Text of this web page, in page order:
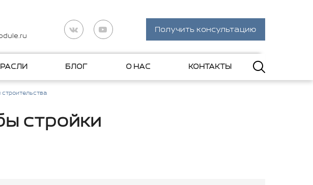
Получить консультацию
БЛОГ О НАС КОНТАКТЫ
стройки